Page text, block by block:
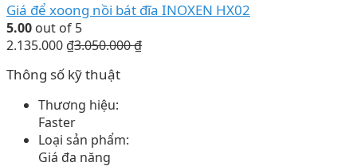
Giá để xoong nồi bát đĩa INOXEN HX02
5.00 out of 5
2.135.000 ₫3.050.000₫
Thông số kỹ thuật
Thương hiệu:
Faster
Loại sản phẩm:
Giá đa năng